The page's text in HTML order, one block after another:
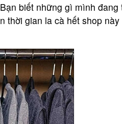
biết những gì mình đang
thời gian la cà hết shop này